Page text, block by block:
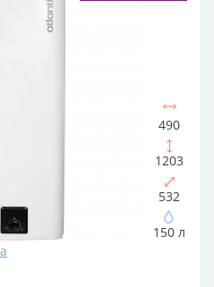
490
1203
532
150 л